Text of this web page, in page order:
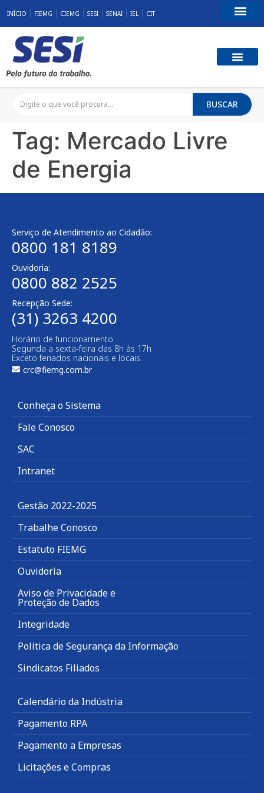
INÍCIO FIEMG CIEMG SESI SENAI IEL CIT
BUSCAR
Tag: Mercado Livre
de Energia
Serviço de Atendimento ao Cidadão:
0800 181 8189
Ouvidoria:
0800 882 2525
Recepção Sede:
(31) 3263 4200
Horário de funcionamento:
Segunda a sexta-feira das 8h às 17h
Exceto feriados nacionais e locais.
crc@fiemg.com.br
Conheça o Sistema
Fale Conosco
SAC
Intranet
Gestão 2022-2025
Trabalhe Conosco
Estatuto FIEMG
Ouvidoria
Aviso de Privacidade e
Proteção de Dados
Integridade
Política de Segurança da Informação
Sindicatos Filiados
Calendário da Indústria
Pagamento RPA
Pagamento a Empresas
Licitações e Compras